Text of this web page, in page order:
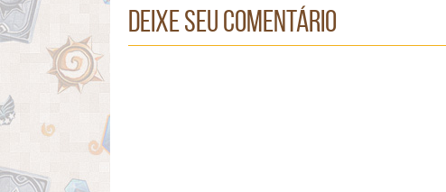
Deixe seu comentário